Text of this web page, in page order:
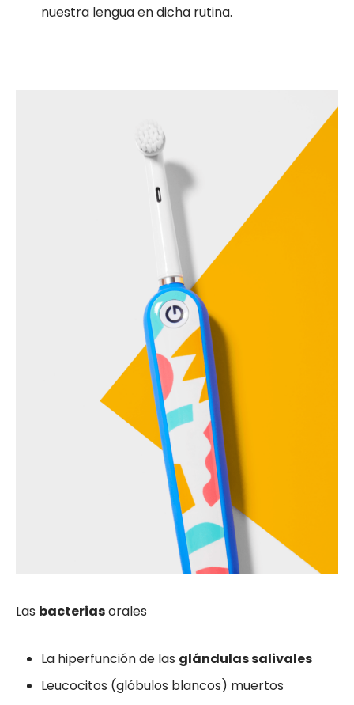
nuestra lengua en dicha rutina.
Las bacteriasorales
La hiperfunción de las glándulas salivales
Leucocitos (glóbulos blancos) muertos